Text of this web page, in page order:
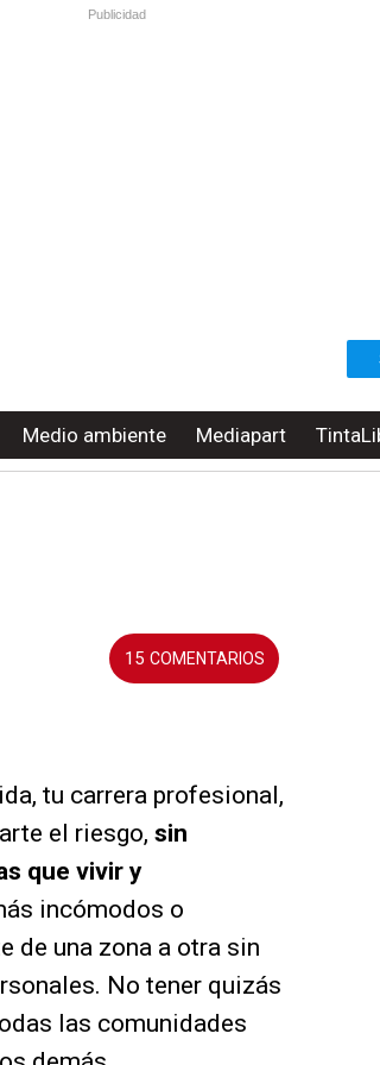
Publicidad
Medio ambiente Mediapart
15
tu carrera profesional,
el riesgo, sin
que vivir y
incómodos o
de una zona a otra sin
No tener quizás
las comunidades